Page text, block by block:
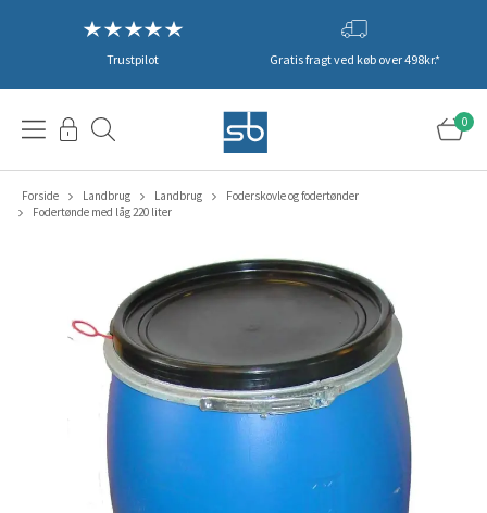
Trustpilot Gratis fragt ved køb over 498kr.*
0
Forside Landbrug Landbrug
Foderskovle og fodertønder
Fodertønde med låg 220 liter